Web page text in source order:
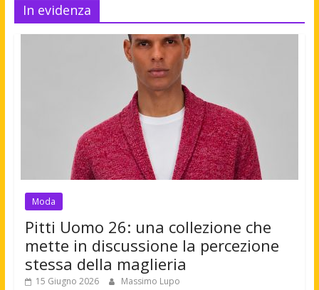
In evidenza
Moda
Pitti Uomo 26: una collezione che
mette in discussione la percezione
stessa della maglieria
15 Giugno 2026 Massimo Lupo